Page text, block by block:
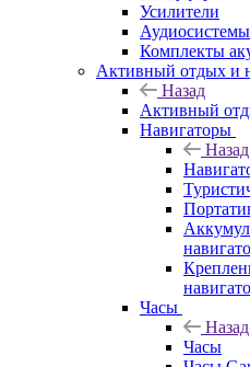
Усилители
Аудиосистемы
Комплекты
Активный отдых и
Назад
Активный
Навигаторы
Назад
Часы
Назад
Часы